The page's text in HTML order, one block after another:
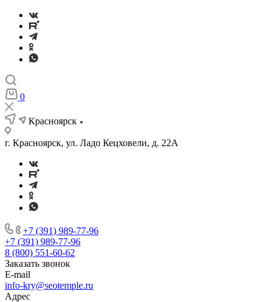
0
Красноярск
г. Красноярск, ул. Ладо Кецховели, д. 22А
+7 (391) 989-77-96
+7 (391) 989-77-96
8 (800) 551-60-62
Заказать звонок
E-mail
info-kry@seotemple.ru
Адрес